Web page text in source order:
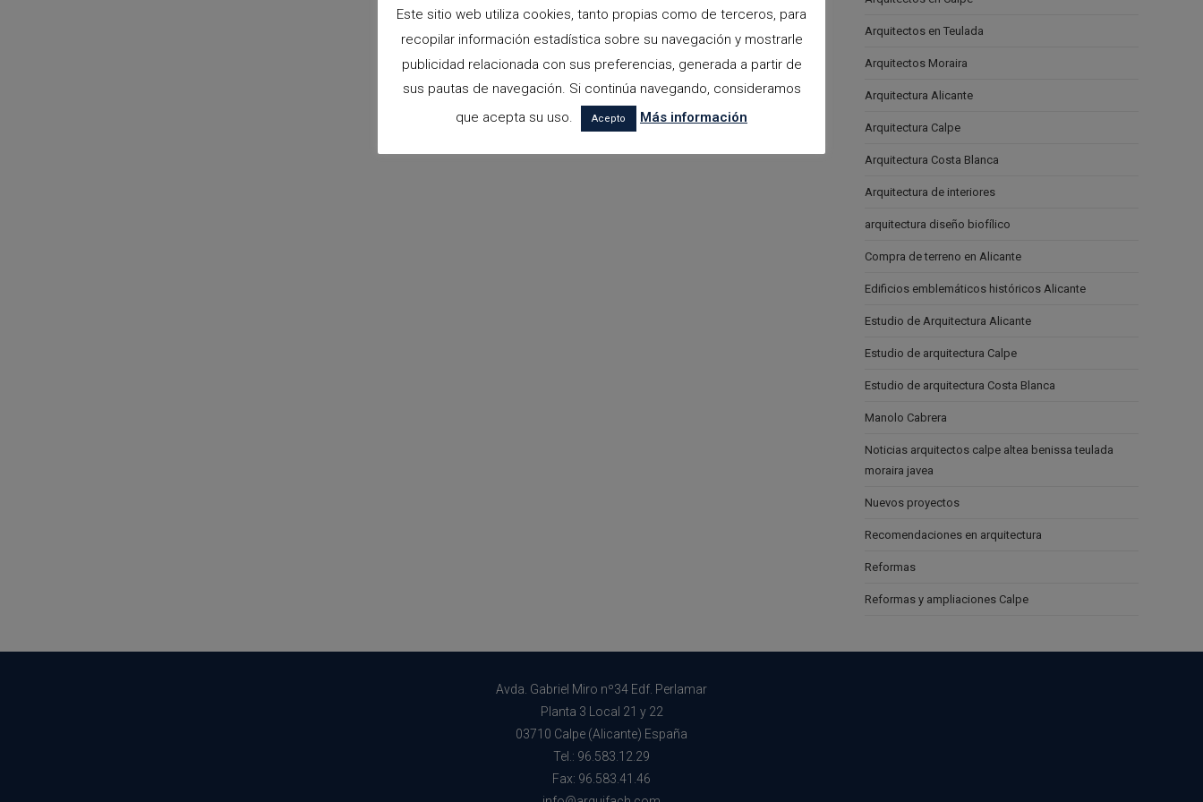
Arquitectos en Teulada
Arquitectos Moraira
Arquitectura Alicante
Arquitectura Calpe
Arquitectura Costa Blanca
Arquitectura de interiores
arquitectura diseño biofílico
Compra de terreno en Alicante
Edificios emblemáticos históricos Alicante
Estudio de Arquitectura Alicante
Estudio de arquitectura Calpe
Estudio de arquitectura Costa Blanca
Manolo Cabrera
Noticias arquitectos calpe altea benissa teulada
moraira javea
Nuevos proyectos
Recomendaciones en arquitectura
Reformas
Reformas y ampliaciones Calpe
Avda. Gabriel Miro nº34 Edf. Perlamar
Planta 3 Local 21 y 22
03710 Calpe (Alicante) España
Tel.: 96.583.12.29
Fax: 96.583.41.46
Este sitio web utiliza cookies, tanto propias como de terceros, para
recopilar información estadística sobre su navegación y mostrarle
publicidad relacionada con sus preferencias, generada a partir de
sus pautas de navegación. Si continúa navegando, consideramos
que acepta su uso.
Acepto Más información